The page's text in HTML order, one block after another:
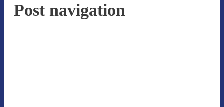
Post navigation